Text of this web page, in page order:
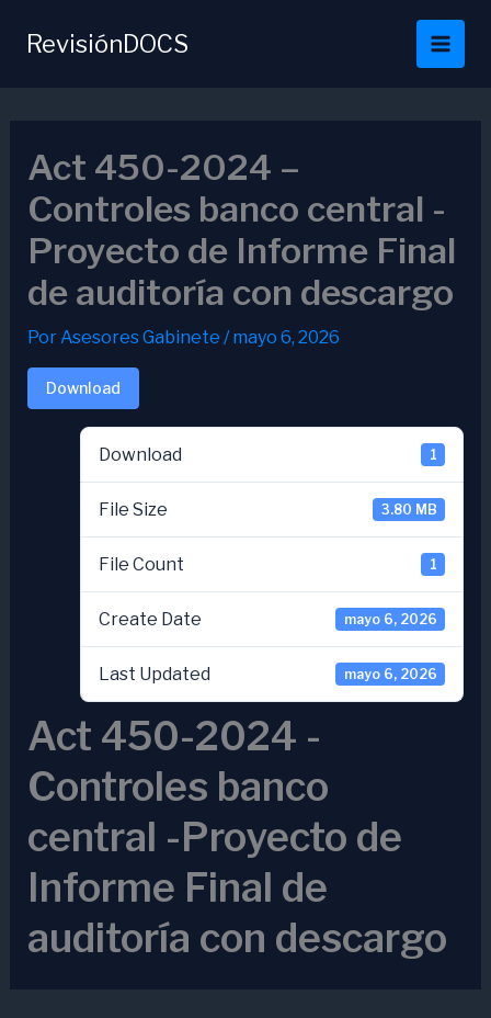
RevisiónDOCS
Act 450-2024 –
Controles banco central -
Proyecto de Informe Final
de auditoría con descargo
PorAsesores Gabinete /mayo 6, 2026
Download
Download 1
File Size 3.80 MB
File Count 1
Create Date mayo 6, 2026
Last Updated mayo 6, 2026
Act 450-2024 -
Controles banco
central -Proyecto de
Informe Final de
auditoría con descargo